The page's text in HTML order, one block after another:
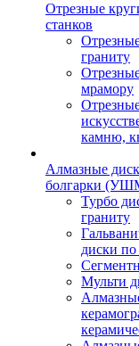
Отрезные
станков
граниту
мрамору
камню,
Алмазные
болгарки
Турбо
граниту
диски
Мульти